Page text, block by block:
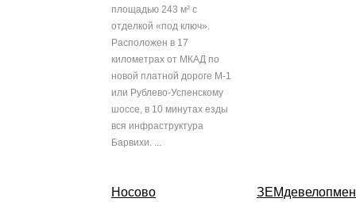
площадью 243 м² с
отделкой «под ключ».
Расположен в 17
километрах от МКАД по
новой платной дороге М-1
или Рублево-Успенскому
шоссе, в 10 минутах езды
вся инфраструктура
Барвихи. ...
Носово